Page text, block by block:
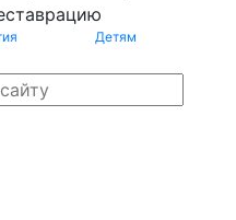
Детям